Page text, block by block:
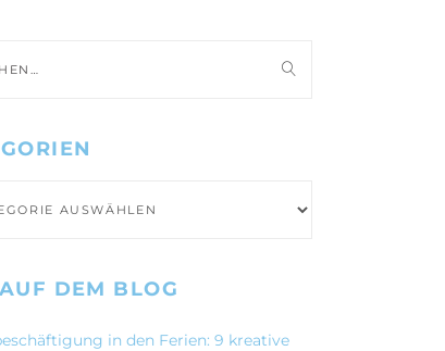
DEM BLOG
in den Ferien: 9 kreative